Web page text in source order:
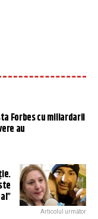
Forbes cu miliardarii
au
Articolul următor